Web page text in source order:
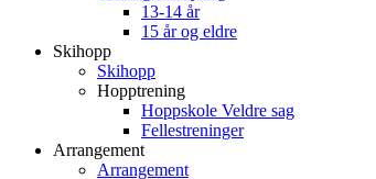
13-14 år
15 år og eldre
Skihopp
Skihopp
Hopptrening
Hoppskole Veldre sag
Fellestreninger
Arrangement
Arrangement